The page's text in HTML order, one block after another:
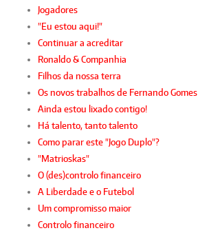
Jogadores
"Eu estou aqui!"
Continuar a acreditar
Ronaldo & Companhia
Filhos da nossa terra
Os novos trabalhos de Fernando Gomes
Ainda estou lixado contigo!
Há talento, tanto talento
Como parar este "Jogo Duplo"?
"Matrioskas"
O (des)controlo financeiro
A Liberdade e o Futebol
Um compromisso maior
Controlo financeiro